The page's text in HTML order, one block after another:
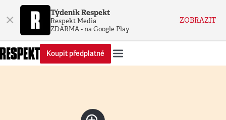
× Týdeník Respekt
Respekt Media
ZDARMA - na Google Play
ZOBRAZIT
Koupit předplatné